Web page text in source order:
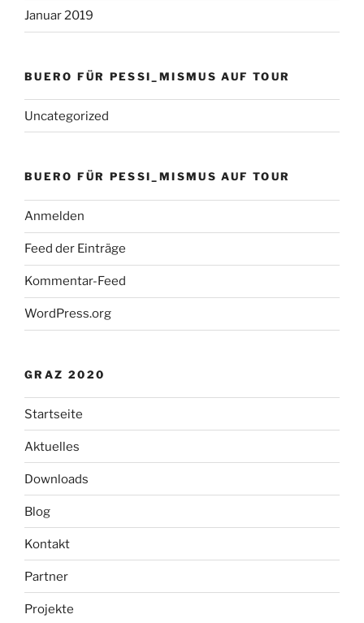
Januar 2019
BUERO FÜR PESSI_MISMUS AUF TOUR
Uncategorized
BUERO FÜR PESSI_MISMUS AUF TOUR
Anmelden
Feed der Einträge
Kommentar-Feed
WordPress.org
GRAZ 2020
Startseite
Aktuelles
Downloads
Blog
Kontakt
Partner
Projekte